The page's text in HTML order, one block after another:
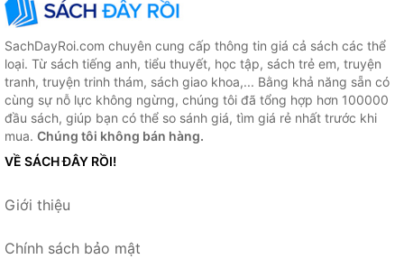
SachDayRoi.com chuyên cung cấp thông tin giá cả sách các thể
loại. Từ sách tiếng anh, tiểu thuyết, học tập, sách trẻ em, truyện
tranh, truyện trinh thám, sách giao khoa,... Bằng khả năng sẵn có
cùng sự nỗ lực không ngừng, chúng tôi đã tổng hợp hơn 100000
đầu sách, giúp bạn có thể so sánh giá, tìm giá rẻ nhất trước khi
mua. Chúng tôi không bán hàng.
VỀ SÁCH ĐÂY RỒI!
Giới thiệu
Chính sách bảo mật